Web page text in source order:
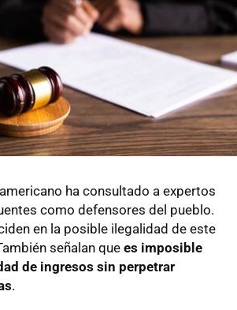
ha consultado a expertos
como defensores del pueblo.
en la posible ilegalidad de este
señalan que es imposible
de ingresos sin perpetrar
.